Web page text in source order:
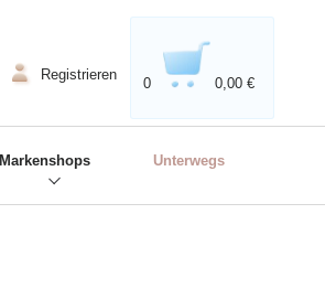
Registrieren
0 0,00 €
Markenshops Unterwegs